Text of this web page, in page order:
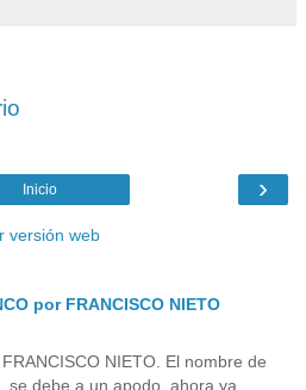
›
Inicio
versión web
por FRANCISCO NIETO
NIETO. El nombre de
se debe a un apodo, ahora ya